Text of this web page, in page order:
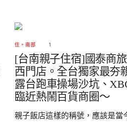
住。南部 1
[台南親子住宿]國泰商
西門店。全台獨家最夯
露台跑車操場沙坑、
臨近熱鬧百貨商圈～
親子飯店這樣的稱號，應該是當